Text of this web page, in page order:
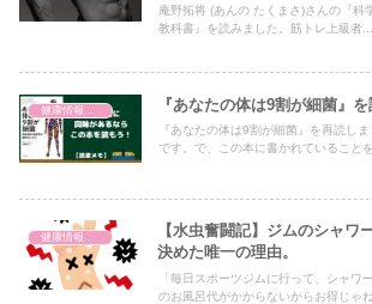
庵野拓将 (あんの たくまさ)さんの『科
教科書』を読みました。筋トレ上級者...
『あなたの体は9割が細菌』
『あなたの体は9割が細菌』を再読し
です。で、この本に書かれていることを
【水虫奮闘記】ジムのシャワ
決めた唯一の理由。
「毎日スポーツジムに行って、シャワ
のお風呂代がかからないからお得じゃね